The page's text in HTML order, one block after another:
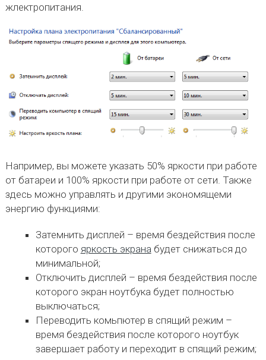
жлектропитания.
Например, вы можете указать 50% яркости при работе
от батареи и 100% яркости при работе от сети. Также
здесь можно управлять и другими экономящеми
энергию функциями:
Затемнить дисплей – время бездействия после
которого яркость экранабудет снижаться до
минимальной;
Отключить дисплей – время бездействия после
которого экран ноутбука будет полностью
выключаться;
Переводить комьпютер в спящий режим –
время бездействия после которого ноутбук
завершает работу и переходит в спящий режим;